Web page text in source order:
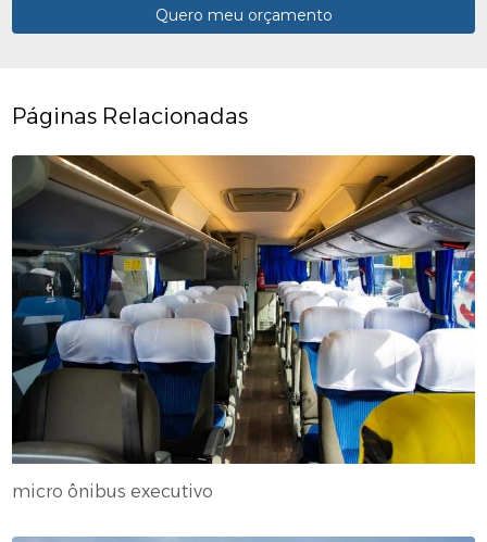
Quero meu orçamento
Páginas Relacionadas
micro ônibus executivo